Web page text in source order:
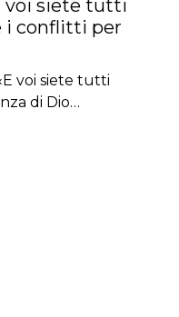
voi siete tutti
i conflitti per
voi siete tutti
di Dio…